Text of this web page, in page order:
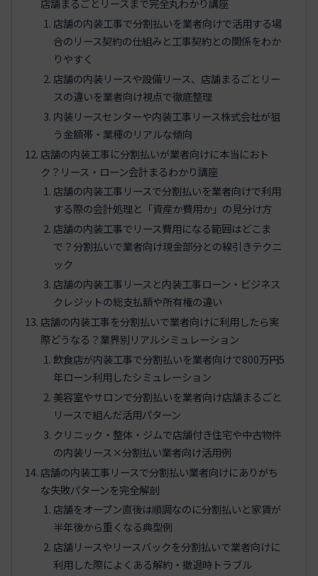
店舗まるごとリースまで完全丸わかり講座
店舗の内装工事で分割払いを業者向けで活用する場
合のリース契約の仕組みと工事契約との関係をわか
りやすく
店舗の内装リースや設備リース、店舗まるごとリー
スの違いを業者向け視点で徹底整理
内装リースセンターや内装工事リース株式会社が狙
う金額帯・業種のリアルな傾向
店舗の内装工事に分割払いが業者向けに本当におト
ク？リース・ローン会計まるわかり講座
店舗の内装工事リースで分割払いを業者向けで利用
する際の会計処理と「資産か費用か」の見分け方
店舗の内装工事でリース費用になる範囲はどこま
で？分割払いで業者向け現金部分との線引きテクニ
ック
店舗の内装工事リースと内装工事ローン・ビジネス
クレジットの総支払額や所有権の違い
店舗の内装工事を分割払いで業者向けに利用したら実
際どうなる？業界別リアルシミュレーション
飲食店が内装工事で分割払いを業者向けで800万円5
年ローン利用したシミュレーション
美容室やサロンで分割払いを業者向け店舗まるごと
リースで組んだ活用パターン
クリニック・整体・ジムで店舗付き住宅や中古物件
の内装リース×分割払い業者向け活用例
店舗の内装工事リースで分割払い業者向けにありがち
な失敗パターンを完全解剖
店舗をオープン直後は順調なのに分割払いと家賃が
半年後から重くなる典型例
店舗リースやリースバックを分割払いで業者向けに
利用した際によくある解約・撤退時トラブル